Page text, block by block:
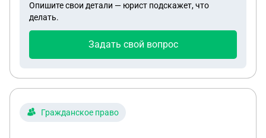
Опишите свои детали — юрист подскажет, что
делать.
Задать свой вопрос
Гражданское право